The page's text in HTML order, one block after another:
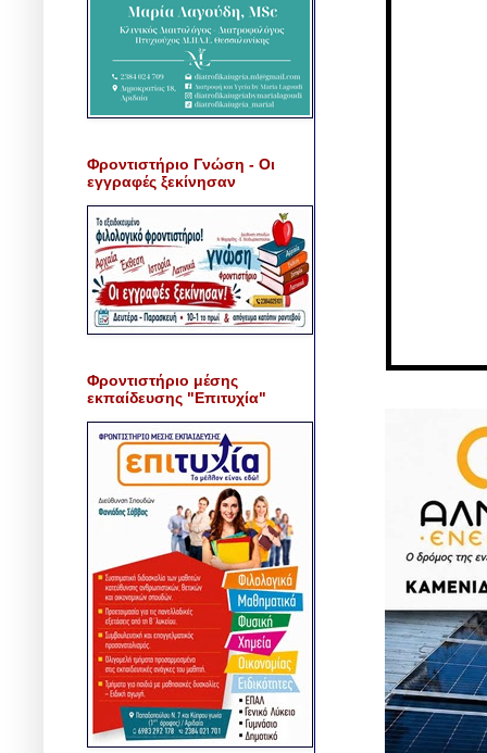
Φροντιστήριο Γνώση - Οι
εγγραφές ξεκίνησαν
Φροντιστήριο μέσης
εκπαίδευσης "Επιτυχία"